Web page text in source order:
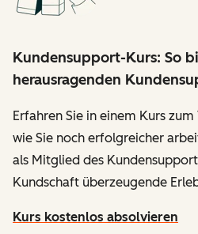
Kundensupport-Kurs: So
herausragenden
Erfahren Sie in einem Kurs
wie Sie noch erfolgreicher
als Mitglied des
Kundschaft überzeugende
Kurs kostenlos absolvieren